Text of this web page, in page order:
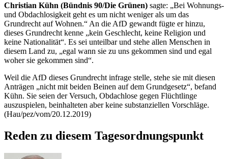
Christian Kühn (Bündnis 90/Die Grünen) sagte: „Bei Wohnungs-
und Obdachlosigkeit geht es um nicht weniger als um das
Grundrecht auf Wohnen.“ An die AfD gewandt fügte er hinzu,
dieses Grundrecht kenne „kein Geschlecht, keine Religion und
keine Nationalität“. Es sei unteilbar und stehe allen Menschen in
diesem Land zu, „egal wann sie zu uns gekommen sind und egal
woher sie gekommen sind“.
Weil die AfD dieses Grundrecht infrage stelle, stehe sie mit diesen
Anträgen „nicht mit beiden Beinen auf dem Grundgesetz“, befand
Kühn. Sie seien der Versuch, Obdachlose gegen Flüchtlinge
auszuspielen, beinhalteten aber keine substanziellen Vorschläge.
(Hau/pez/vom/20.12.2019)
Reden zu diesem Tagesordnungspunkt